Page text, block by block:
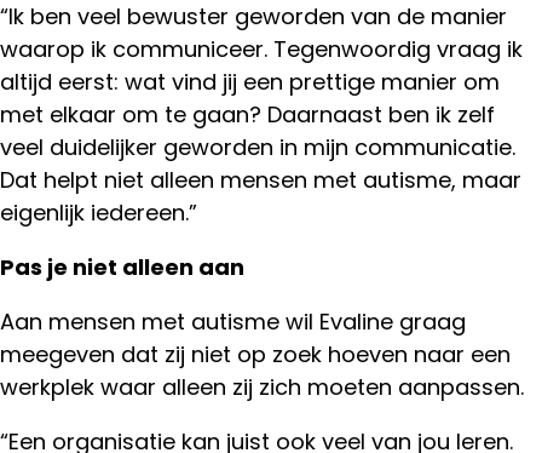
“Ik ben veel bewuster geworden van de manier
waarop ik communiceer. Tegenwoordig vraag ik
altijd eerst: wat vind jij een prettige manier om
met elkaar om te gaan? Daarnaast ben ik zelf
veel duidelijker geworden in mijn communicatie.
Dat helpt niet alleen mensen met autisme, maar
eigenlijk iedereen.”
Pas je niet alleen aan
Aan mensen met autisme wil Evaline graag
meegeven dat zij niet op zoek hoeven naar een
werkplek waar alleen zij zich moeten aanpassen.
“Een organisatie kan juist ook veel van jou leren.